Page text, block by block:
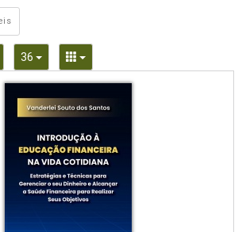
Dropdown
36 Toggle DropdownToggle Dropdown